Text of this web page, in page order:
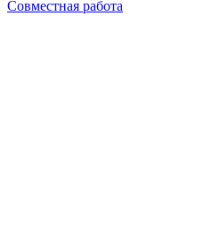
Совместная работа